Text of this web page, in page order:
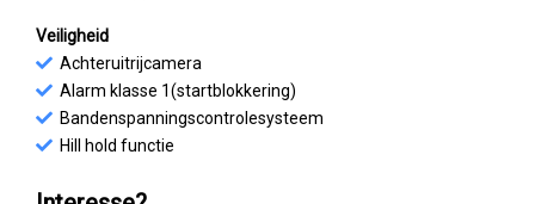
Veiligheid
Achteruitrijcamera
Alarm klasse 1(startblokkering)
Bandenspanningscontrolesysteem
Hill hold functie